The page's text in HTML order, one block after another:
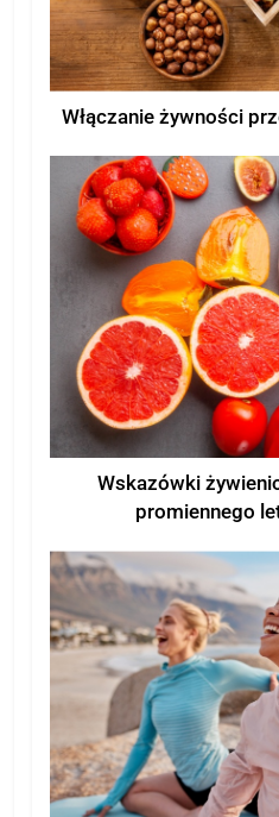
Włączanie żywności
Wskazówki
promiennego